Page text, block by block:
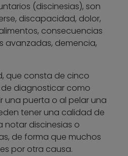
(discinesias), son
discapacidad, dolor,
consecuencias
avanzadas, demencia,
que consta de cinco
de diagnosticar como
una puerta o al pelar una
tener una calidad de
notar discinesias o
de forma que muchos
por otra causa.